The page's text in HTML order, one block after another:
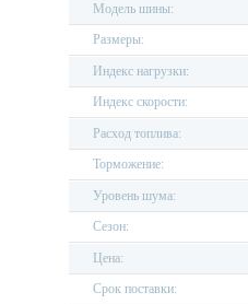
Модель шины:
Размеры:
Индекс нагрузки:
Индекс скорости:
Расход топлива:
Торможение:
Уровень шума:
Сезон:
Цена:
Срок поставки: